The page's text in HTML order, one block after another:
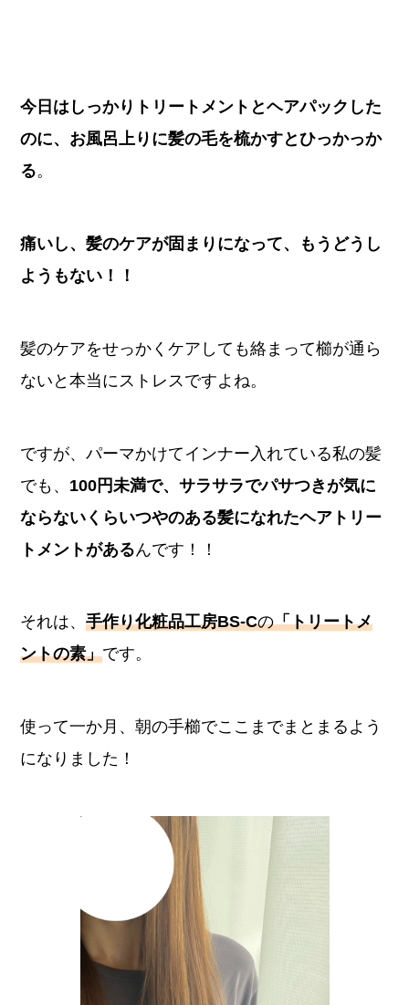
今日はしっかりトリートメントとヘアパックした
のに、お風呂上りに髪の毛を梳かすとひっかっか
る。
痛いし、髪のケアが固まりになって、もうどうし
ようもない！！
髪のケアをせっかくケアしても絡まって櫛が通ら
ないと本当にストレスですよね。
ですが、パーマかけてインナー入れている私の髪
でも、 100円未満で、サラサラでパサつきが気に
ならないくらいつやのある髪になれたヘアトリー
トメントがあるんです！！
それは、手作り化粧品工房BS-Cの「トリートメ
ントの素」です。
使って一か月、朝の手櫛でここまでまとまるよう
になりました！